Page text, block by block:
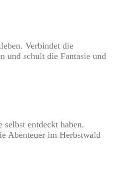
Verbindet die
und schult die Fantasie und
entdeckt haben.
Abenteuer im Herbstwald